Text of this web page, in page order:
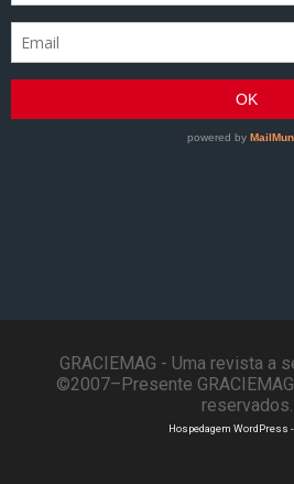
GRACIEMAG - Uma revista a
©2007–Presente
reservados.
Hospedagem WordPress